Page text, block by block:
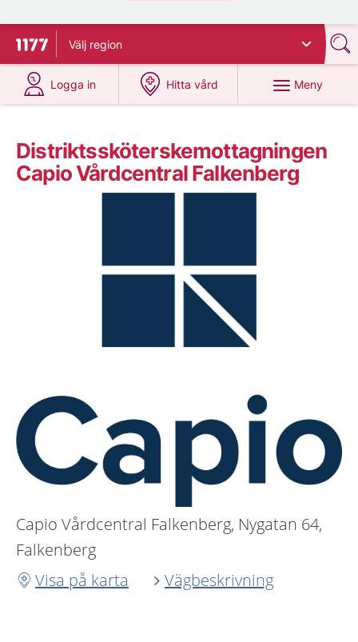
Till startsidan för 1177
Välj region
Logga in
på 1177.se
Hitta vård
på 1177.se
Meny
Distriktssköterskemottagningen
Capio Vårdcentral Falkenberg
Capio Vårdcentral Falkenberg, Nygatan 64,
Falkenberg
Visa på karta
Vägbeskrivning